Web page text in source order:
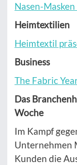
Nasen-Masken
Heimtextilien
Heimtextil
Business
The Fabric
Das
Woche
Im Kampf
Unternehmen
Kunden die